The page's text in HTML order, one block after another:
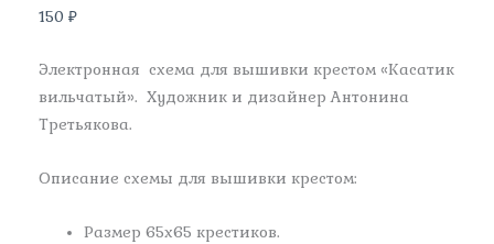
150 ₽
Электронная схема для вышивки крестом «Касатик
вильчатый». Художник и дизайнер Антонина
Третьякова.
Описание схемы для вышивки крестом:
Размер 65х65 крестиков.